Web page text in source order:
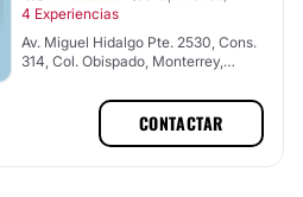
4 Experiencias
Av. Miguel Hidalgo Pte. 2530, Cons.
314, Col. Obispado, Monterrey,
CONTACTAR